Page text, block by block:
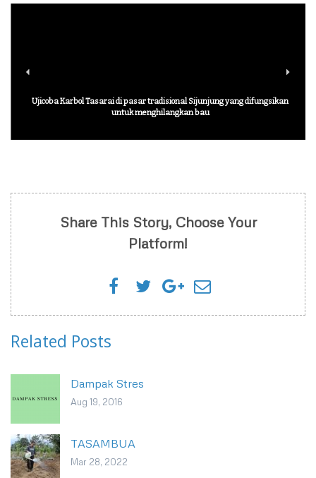
Ujicoba Karbol Tasarai di pasar tradisional Sijunjung yang difungsikan
untuk menghilangkan bau
Share This Story, Choose Your
Platform!
Related Posts
Dampak Stres
Aug 19, 2016
TASAMBUA
Mar 28, 2022